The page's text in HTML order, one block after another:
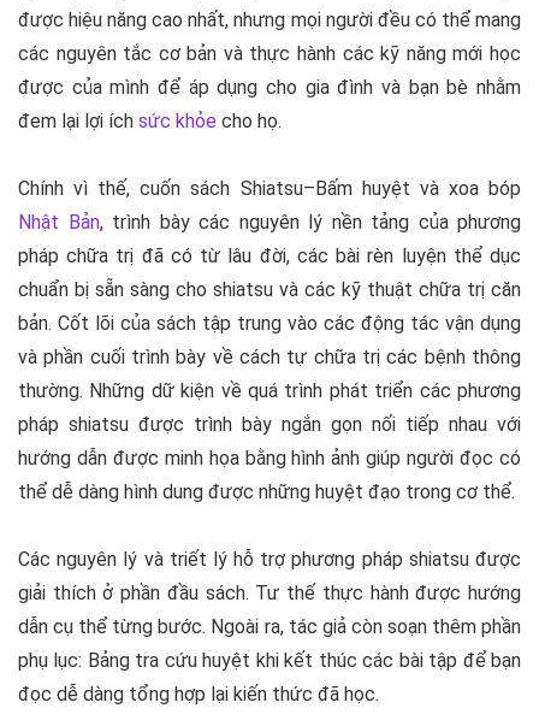
được hiệu năng cao nhất, nhưng mọi người đều có thể mang
các nguyên tắc cơ bản và thực hành các kỹ năng mới học
được của mình để áp dụng cho gia đình và bạn bè nhằm
đem lại lợi ích sức khỏe cho họ.
Chính vì thế, cuốn sách Shiatsu–Bấm huyệt và xoa bóp
Nhật Bản, trình bày các nguyên lý nền tảng của phương
pháp chữa trị đã có từ lâu đời, các bài rèn luyện thể dục
chuẩn bị sẵn sàng cho shiatsu và các kỹ thuật chữa trị căn
bản. Cốt lõi của sách tập trung vào các động tác vận dụng
và phần cuối trình bày về cách tự chữa trị các bệnh thông
thường. Những dữ kiện về quá trình phát triển các phương
pháp shiatsu được trình bày ngắn gọn nối tiếp nhau với
hướng dẫn được minh họa bằng hình ảnh giúp người đọc có
thể dễ dàng hình dung được những huyệt đạo trong cơ thể.
Các nguyên lý và triết lý hỗ trợ phương pháp shiatsu được
giải thích ở phần đầu sách. Tư thế thực hành được hướng
dẫn cụ thể từng bước. Ngoài ra, tác giả còn soạn thêm phần
phụ lục: Bảng tra cứu huyệt khi kết thúc các bài tập để bạn
đọc dễ dàng tổng hợp lại kiến thức đã học.